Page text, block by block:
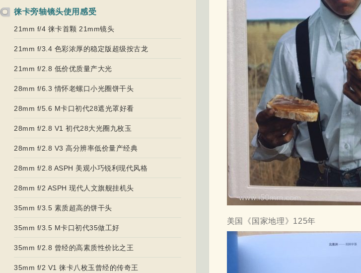
徕卡旁轴镜头使用感受
21mm f/4 徕卡首颗 21mm镜头
21mm f/3.4 色彩浓厚的稳定版超级按古龙
21mm f/2.8 低价优质量产大光
28mm f/6.3 情怀老螺口小光圈饼干头
28mm f/5.6 M卡口初代28遮光罩好看
28mm f/2.8 V1 初代28大光圈九枚玉
28mm f/2.8 V3 高分辨率低价量产经典
28mm f/2.8 ASPH 美观小巧锐利现代风格
28mm f/2 ASPH 现代人文旗舰挂机头
35mm f/3.5 素质超高的饼干头
35mm f/3.5 M卡口初代35做工好
35mm f/2.8 曾经的高素质性价比之王
35mm f/2 V1 徕卡八枚玉曾经的传奇王
美国《国家地理》125年